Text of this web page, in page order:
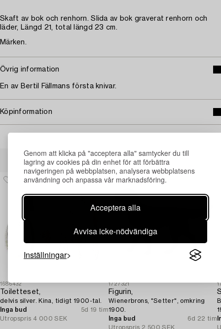
Genom att klicka på "acceptera alla" samtycker du till
lagring av cookies på din enhet för att förbättra
navigeringen på webbplatsen, analysera webbplatsens
användning och anpassa vår marknadsföring.
Acceptera alla
Avvisa icke-nödvändiga
Inställningar
Skaft av bok och renhorn. Slida av bok graverat renhorn och
läder, Längd 21, total längd 23 cm.
Märken.
Övrig information
En av Bertil Fällmans första knivar.
Köpinformation
Andra har även tittat på
1686432
Toiletteset,
delvis silver. Kina, tidigt 1900-tal.
Inga bud
5d 19 tim
Utropspris 4 000 SEK
1727321
Figurin,
Wienerbrons, "Setter", omkring
1900.
Inga bud
6d 22 tim
Utropspris 2 500 SEK